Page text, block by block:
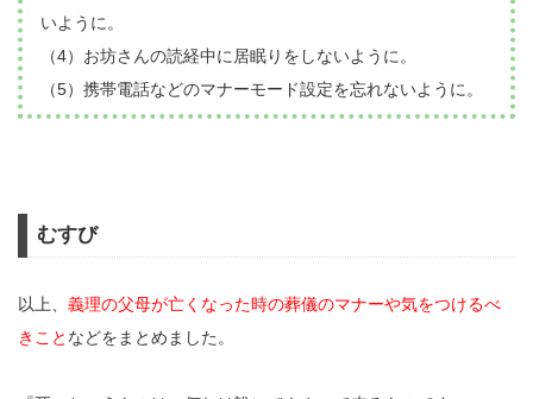
いように。
（4）お坊さんの読経中に居眠りをしないように。
（5）携帯電話などのマナーモード設定を忘れないように。
むすび
以上、 義理の父母が亡くなった時の葬儀のマナーや気をつけるべ
きこと などをまとめました。